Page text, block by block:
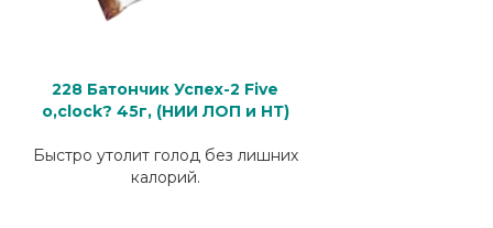
228 Батончик Успех-2 Five
o,cloсk? 45г, (НИИ ЛОП и НТ)
Быстро утолит голод без лишних
калорий.